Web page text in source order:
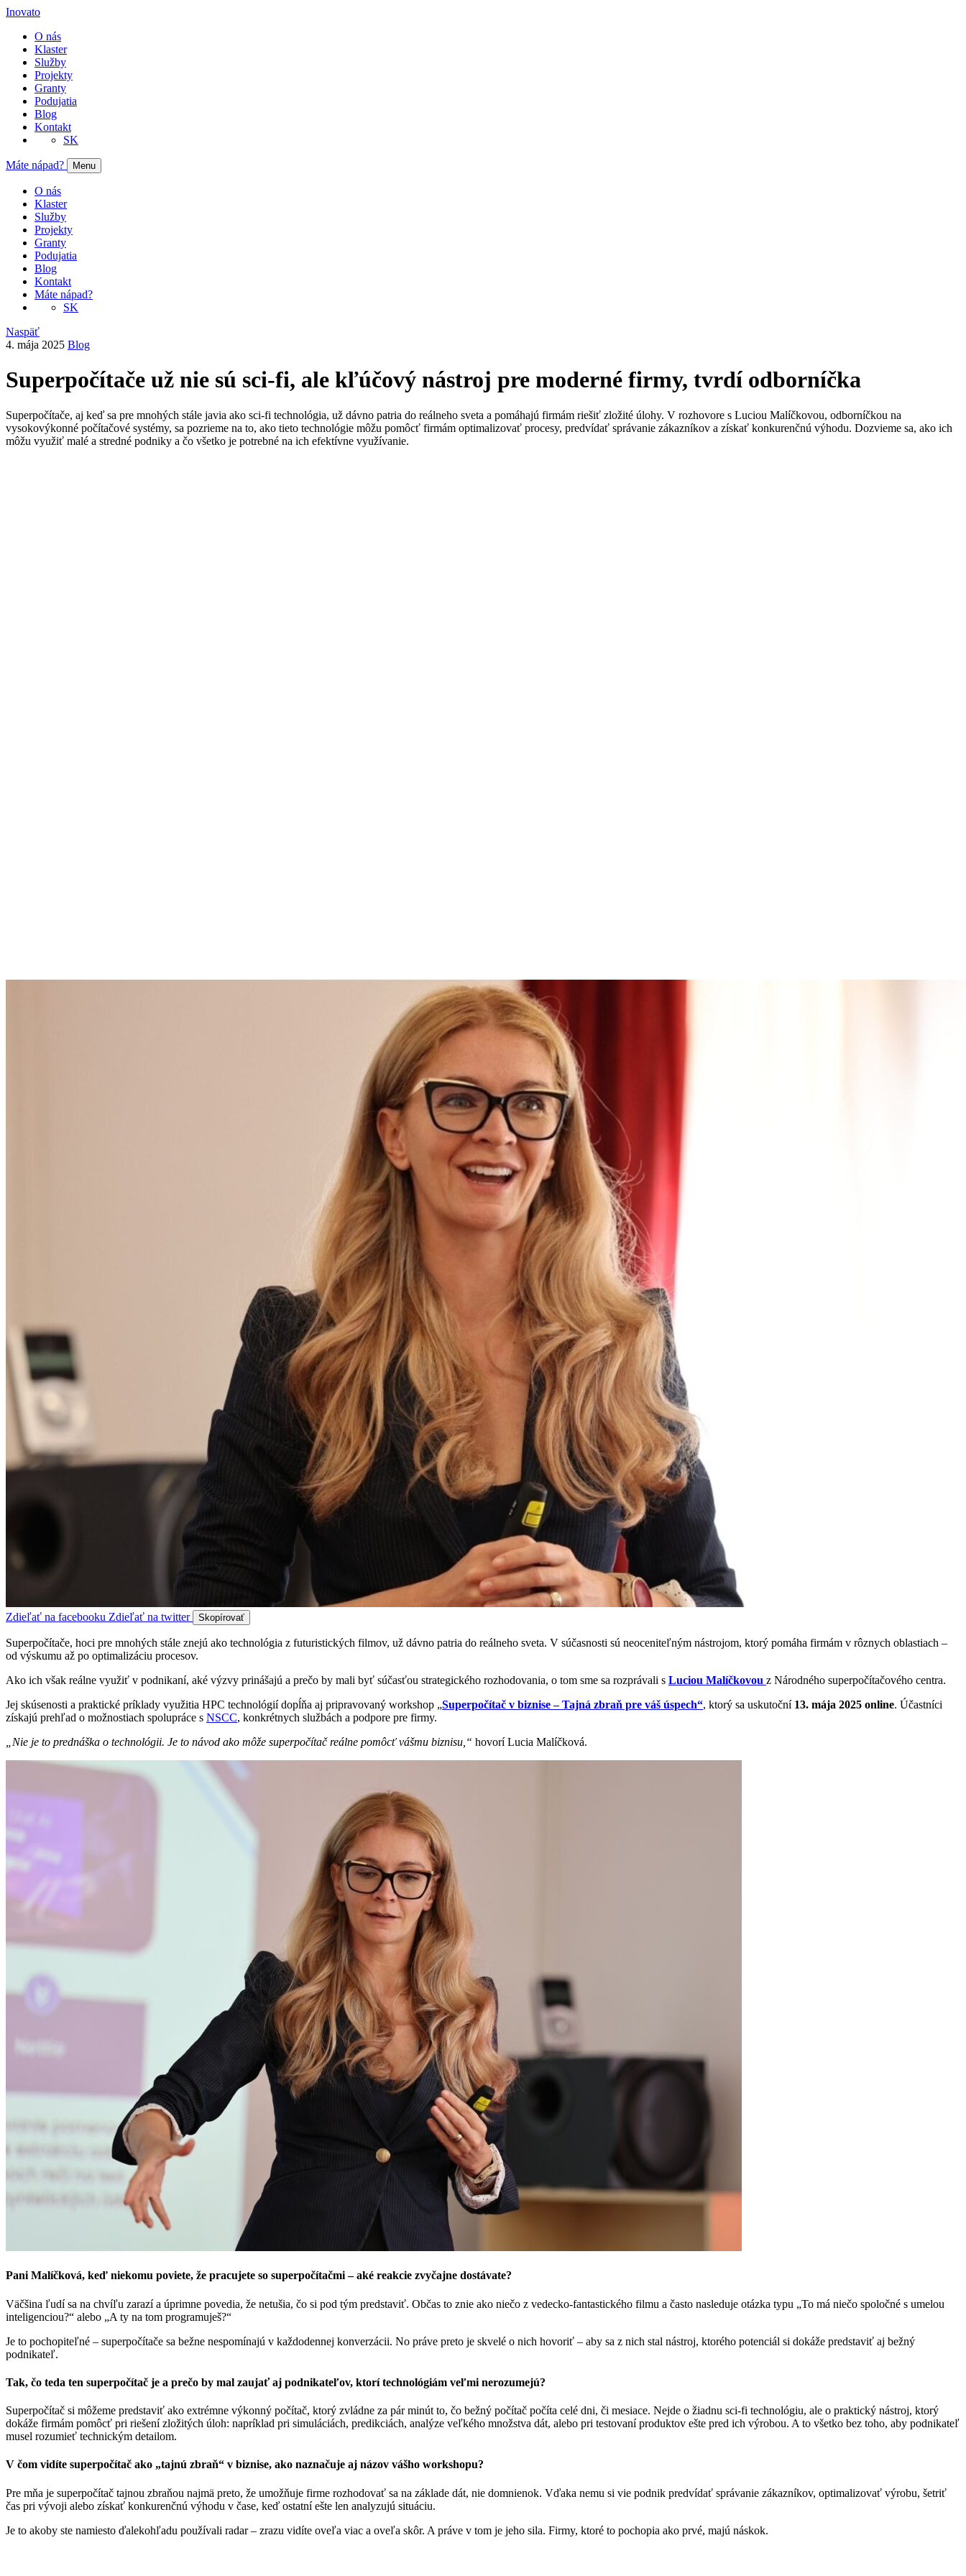
Inovato
O nás
Klaster
Služby
Projekty
Granty
Podujatia
Blog
Kontakt
SK
Máte nápad? Menu
O nás
Klaster
Služby
Projekty
Granty
Podujatia
Blog
Kontakt
Máte nápad?
SK
Naspäť
4. mája 2025 Blog
Superpočítače už nie sú sci-fi, ale kľúčový nástroj pre moderné firmy, tvrdí odborníčka
Superpočítače, aj keď sa pre mnohých stále javia ako sci-fi technológia, už dávno patria do reálneho sveta a pomáhajú firmám riešiť zložité úlohy. V rozhovore s Luciou Malíčkovou, odborníčkou na
vysokovýkonné počítačové systémy, sa pozrieme na to, ako tieto technológie môžu pomôcť firmám optimalizovať procesy, predvídať správanie zákazníkov a získať konkurenčnú výhodu. Dozvieme sa, ako ich
môžu využiť malé a stredné podniky a čo všetko je potrebné na ich efektívne využívanie.
Zdieľať na facebooku Zdieľať na twitter Skopírovať
Superpočítače, hoci pre mnohých stále znejú ako technológia z futuristických filmov, už dávno patria do reálneho sveta. V súčasnosti sú neoceniteľným nástrojom, ktorý pomáha firmám v rôznych oblastiach –
od výskumu až po optimalizáciu procesov.
Ako ich však reálne využiť v podnikaní, aké výzvy prinášajú a prečo by mali byť súčasťou strategického rozhodovania, o tom sme sa rozprávali s Luciou Malíčkovou z Národného superpočítačového centra.
Jej skúsenosti a praktické príklady využitia HPC technológií dopĺňa aj pripravovaný workshop „Superpočítač v biznise – Tajná zbraň pre váš úspech“, ktorý sa uskutoční 13. mája 2025 online. Účastníci
získajú prehľad o možnostiach spolupráce s NSCC, konkrétnych službách a podpore pre firmy.
„Nie je to prednáška o technológii. Je to návod ako môže superpočítač reálne pomôcť vášmu biznisu,“ hovorí Lucia Malíčková.
Pani Malíčková, keď niekomu poviete, že pracujete so superpočítačmi – aké reakcie zvyčajne dostávate?
Väčšina ľudí sa na chvíľu zarazí a úprimne povedia, že netušia, čo si pod tým predstaviť. Občas to znie ako niečo z vedecko-fantastického filmu a často nasleduje otázka typu „To má niečo spoločné s umelou
inteligenciou?“ alebo „A ty na tom programuješ?“
Je to pochopiteľné – superpočítače sa bežne nespomínajú v každodennej konverzácii. No práve preto je skvelé o nich hovoriť – aby sa z nich stal nástroj, ktorého potenciál si dokáže predstaviť aj bežný
podnikateľ.
Tak, čo teda ten superpočítač je a prečo by mal zaujať aj podnikateľov, ktorí technológiám veľmi nerozumejú?
Superpočítač si môžeme predstaviť ako extrémne výkonný počítač, ktorý zvládne za pár minút to, čo bežný počítač počíta celé dni, či mesiace. Nejde o žiadnu sci-fi technológiu, ale o praktický nástroj, ktorý
dokáže firmám pomôcť pri riešení zložitých úloh: napríklad pri simuláciách, predikciách, analýze veľkého množstva dát, alebo pri testovaní produktov ešte pred ich výrobou. A to všetko bez toho, aby podnikateľ
musel rozumieť technickým detailom.
V čom vidíte superpočítač ako „tajnú zbraň“ v biznise, ako naznačuje aj názov vášho workshopu?
Pre mňa je superpočítač tajnou zbraňou najmä preto, že umožňuje firme rozhodovať sa na základe dát, nie domnienok. Vďaka nemu si vie podnik predvídať správanie zákazníkov, optimalizovať výrobu, šetriť
čas pri vývoji alebo získať konkurenčnú výhodu v čase, keď ostatní ešte len analyzujú situáciu.
Je to akoby ste namiesto ďalekohľadu používali radar – zrazu vidíte oveľa viac a oveľa skôr. A práve v tom je jeho sila. Firmy, ktoré to pochopia ako prvé, majú náskok.